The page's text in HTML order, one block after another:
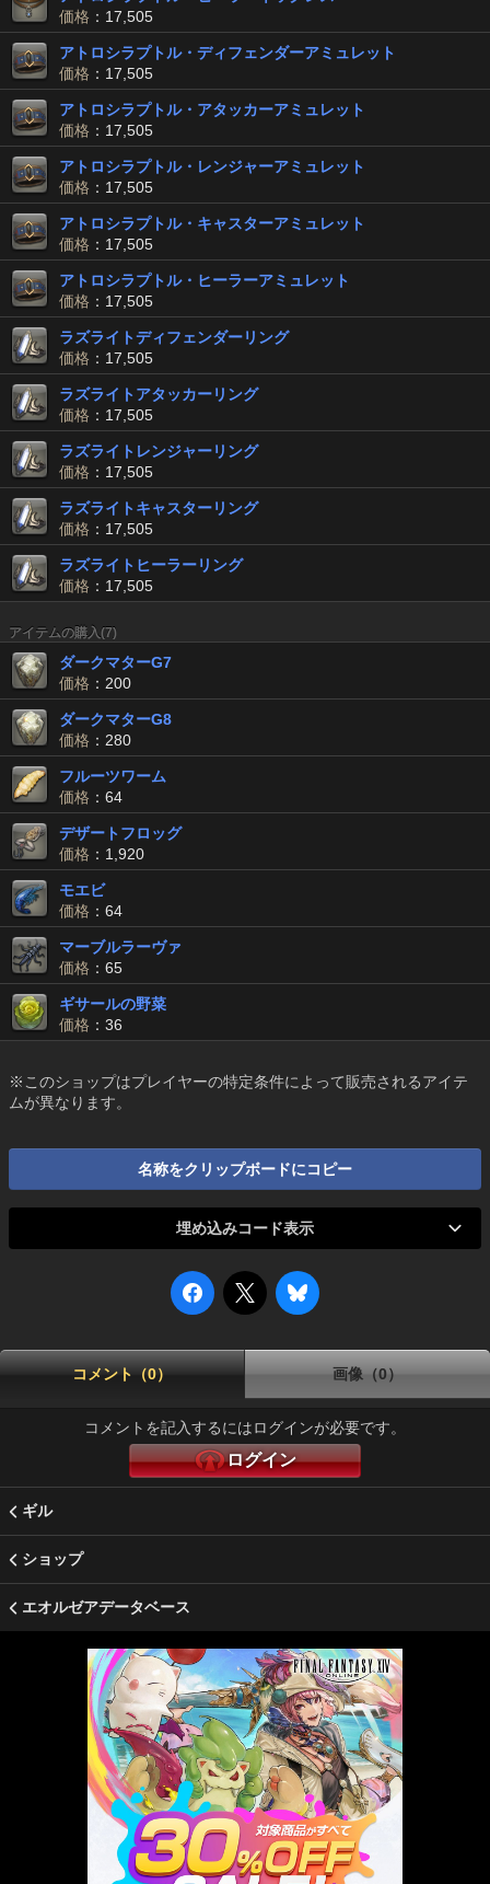
価格 ：17,505
アトロシラプトル・ディフェンダーアミュレット
価格 ：17,505
アトロシラプトル・アタッカーアミュレット
価格 ：17,505
アトロシラプトル・レンジャーアミュレット
価格 ：17,505
アトロシラプトル・キャスターアミュレット
価格 ：17,505
アトロシラプトル・ヒーラーアミュレット
価格 ：17,505
ラズライトディフェンダーリング
価格 ：17,505
ラズライトアタッカーリング
価格 ：17,505
ラズライトレンジャーリング
価格 ：17,505
ラズライトキャスターリング
価格 ：17,505
ラズライトヒーラーリング
価格 ：17,505
アイテムの購入(7)
ダークマターG7
価格 ：200
ダークマターG8
価格 ：280
フルーツワーム
価格 ：64
デザートフロッグ
価格 ：1,920
モエビ
価格 ：64
マーブルラーヴァ
価格 ：65
ギサールの野菜
価格 ：36
※このショップはプレイヤーの特定条件によって販売されるアイテ
ムが異なります。
名称をクリップボードにコピー
埋め込みコード表示
コメント（0） 画像（0）
コメントを記入するにはログインが必要です。
ログイン
ギル
ショップ
エオルゼアデータベース